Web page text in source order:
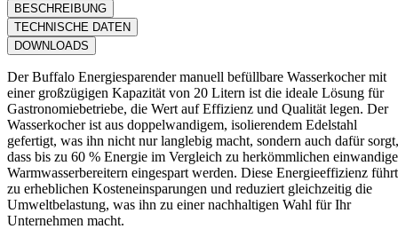
BESCHREIBUNG
TECHNISCHE DATEN
DOWNLOADS
Der Buffalo Energiesparender manuell befüllbare Wasserkocher mit
einer großzügigen Kapazität von 20 Litern ist die ideale Lösung für
Gastronomiebetriebe, die Wert auf Effizienz und Qualität legen. Der
Wasserkocher ist aus doppelwandigem, isolierendem Edelstahl
gefertigt, was ihn nicht nur langlebig macht, sondern auch dafür sorgt,
dass bis zu 60 % Energie im Vergleich zu herkömmlichen
Warmwasserbereitern eingespart werden. Diese Energieeffizienz führt
zu erheblichen Kosteneinsparungen und reduziert gleichzeitig die
Umweltbelastung, was ihn zu einer nachhaltigen Wahl für Ihr
Unternehmen macht.